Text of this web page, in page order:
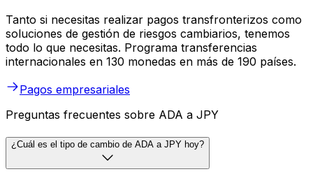
Tanto si necesitas realizar pagos transfronterizos como
soluciones de gestión de riesgos cambiarios, tenemos
todo lo que necesitas. Programa transferencias
internacionales en 130 monedas en más de 190 países.
Pagos empresariales
Preguntas frecuentes sobre ADA a JPY
¿Cuál es el tipo de cambio de ADA a JPY hoy?